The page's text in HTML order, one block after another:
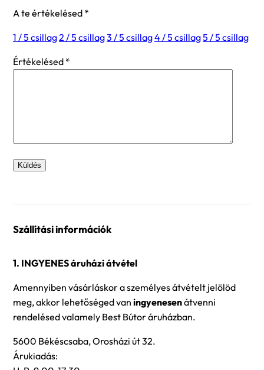
A te értékelésed *
1 / 5 csillag2 / 5 csillag3 / 5 csillag4 / 5 csillag5 / 5 csillag
Értékelésed *
Szállítási információk
1. INGYENES áruházi átvétel
Amennyiben vásárláskor a személyes átvételt jelölöd
meg, akkor lehetőséged van ingyenesenátvenni
rendelésed valamely Best Bútor áruházban.
5600 Békéscsaba, Orosházi út 32.
Árukiadás: